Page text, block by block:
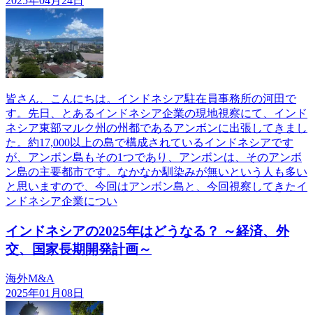
皆さん、こんにちは。インドネシア駐在員事務所の河田で
す。先日、とあるインドネシア企業の現地視察にて、インド
ネシア東部マルク州の州都であるアンボンに出張してきまし
た。約17,000以上の島で構成されているインドネシアです
が、アンボン島もその1つであり、アンボンは、そのアンボ
ン島の主要都市です。なかなか馴染みが無いという人も多い
と思いますので、今回はアンボン島と、今回視察してきたイ
ンドネシア企業につい
インドネシアの2025年はどうなる？ ～経済、外
交、国家長期開発計画～
海外M&A
2025年01月08日